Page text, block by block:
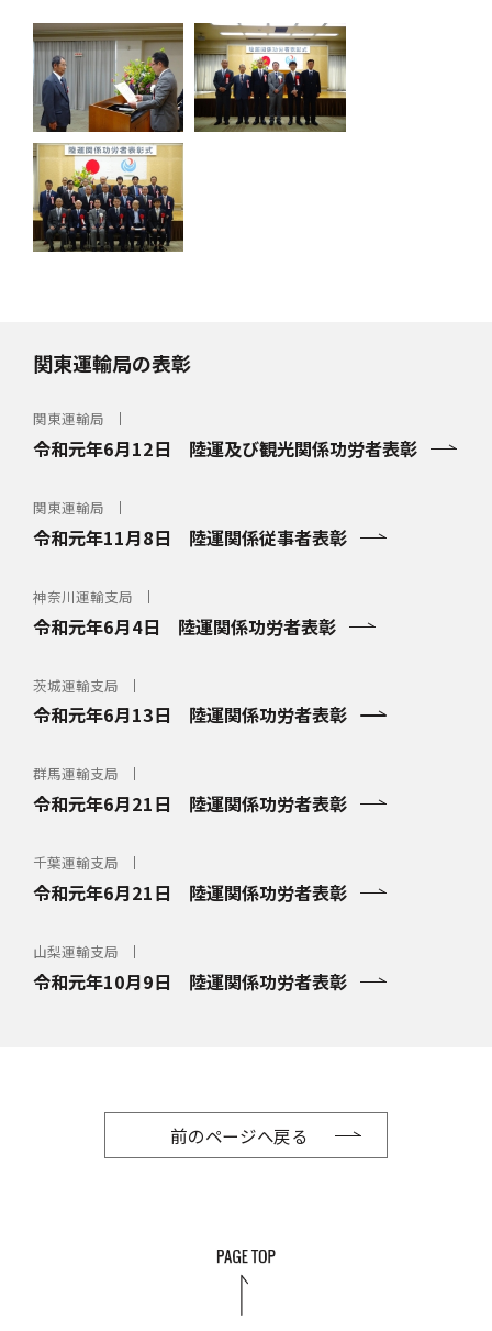
関東運輸局の表彰
関東運輸局
令和元年6月12日 陸運及び観光関係功労者表彰
関東運輸局
令和元年11月8日 陸運関係従事者表彰
神奈川運輸支局
令和元年6月4日 陸運関係功労者表彰
茨城運輸支局
令和元年6月13日 陸運関係功労者表彰
群馬運輸支局
令和元年6月21日 陸運関係功労者表彰
千葉運輸支局
令和元年6月21日 陸運関係功労者表彰
山梨運輸支局
令和元年10月9日 陸運関係功労者表彰
前のページへ戻る